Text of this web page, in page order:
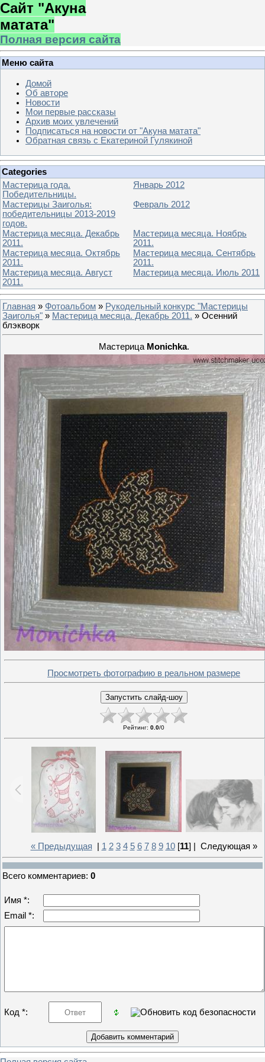
Сайт "Акуна
матата"
Полная версия сайта
Меню сайта
Домой
Об авторе
Новости
Мои первые рассказы
Архив моих увлечений
Подписаться на новости от "Акуна матата"
Обратная связь с Екатериной Гулякиной
Categories
Мастерица года.
Победительницы.
Январь 2012
Мастерицы Заиголья:
победительницы 2013-2019
годов.
Февраль 2012
Мастерица месяца. Декабрь
2011.
Мастерица месяца. Ноябрь
2011.
Мастерица месяца. Октябрь
2011.
Мастерица месяца. Сентябрь
2011.
Мастерица месяца. Август
2011.
Мастерица месяца. Июль 2011
Главная » Фотоальбом » Рукодельный конкурс "Мастерицы
Заиголья" » Мастерица месяца. Декабрь 2011. » Осенний
блэкворк
Мастерица Monichka.
Просмотреть фотографию в реальном размере
Рейтинг: 0.0/0
« Предыдущая 1 2 3 4 5 6 7 8 9 10[11] | Следующая »
Всего комментариев: 0
Имя *:
Email *:
Код *: